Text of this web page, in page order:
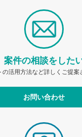
案件の相談をした
活用方法など詳しくご提案
お問い合わせ